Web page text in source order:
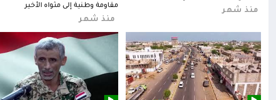
منذ شهر
مقاومة وطنية إلى مثواه الأخير
منذ شهر